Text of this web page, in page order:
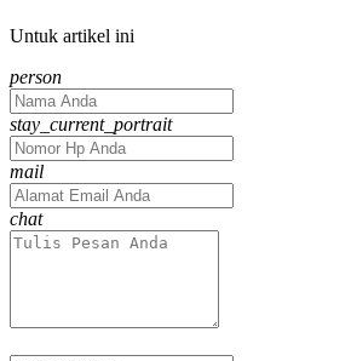
Untuk artikel ini
Your
Name
person
No.
Hp
stay_current_portrait
Email
address
mail
Message
chat